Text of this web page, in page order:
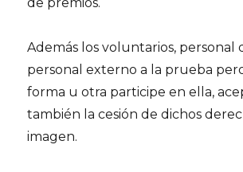
Además los voluntarios, personal
personal externo a la prueba
forma u otra participe en ella,
también la cesión de dichos
imagen.